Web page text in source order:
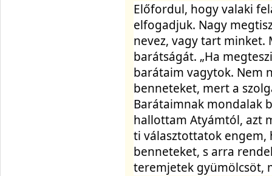
Előfordul, hogy valaki
elfogadjuk. Nagy
nevez, vagy tart minket.
barátságát. „Ha
barátaim vagytok. Nem
benneteket, mert a
Barátaimnak mondalak
hallottam Atyámtól, azt
ti választottatok engem,
benneteket, s arra
teremjetek gyümölcsöt,